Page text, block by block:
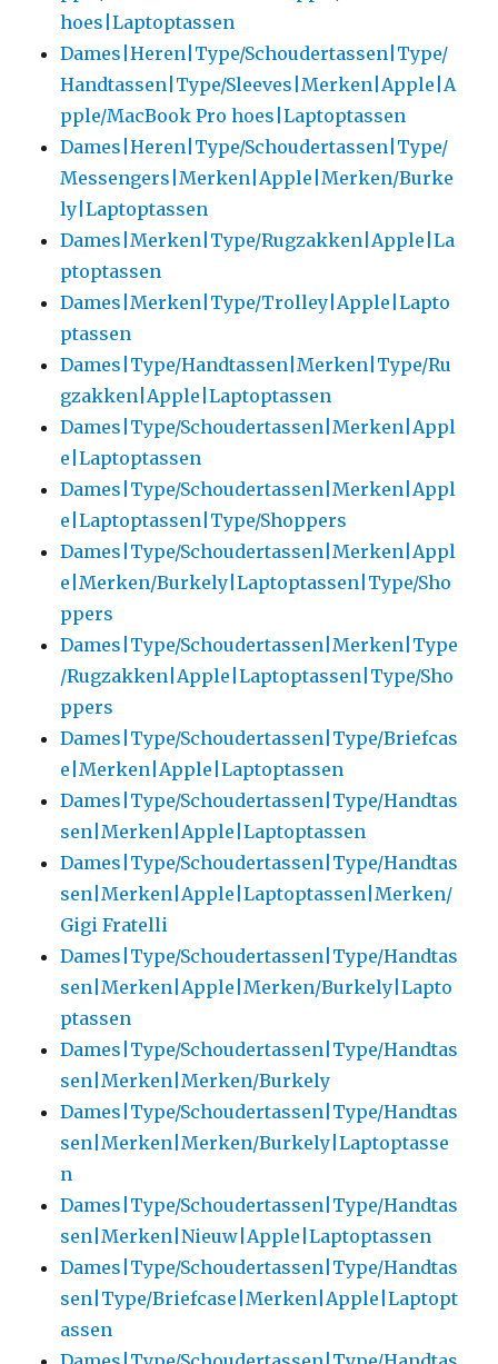
hoes|Laptoptassen
Dames|Heren|Type/Schoudertassen|Type/
Handtassen|Type/Sleeves|Merken|Apple|A
pple/MacBook Pro hoes|Laptoptassen
Dames|Heren|Type/Schoudertassen|Type/
Messengers|Merken|Apple|Merken/Burke
ly|Laptoptassen
Dames|Merken|Type/Rugzakken|Apple|La
ptoptassen
Dames|Merken|Type/Trolley|Apple|Lapto
ptassen
Dames|Type/Handtassen|Merken|Type/Ru
gzakken|Apple|Laptoptassen
Dames|Type/Schoudertassen|Merken|Appl
e|Laptoptassen
Dames|Type/Schoudertassen|Merken|Appl
e|Laptoptassen|Type/Shoppers
Dames|Type/Schoudertassen|Merken|Appl
e|Merken/Burkely|Laptoptassen|Type/Sho
ppers
Dames|Type/Schoudertassen|Merken|Type
/Rugzakken|Apple|Laptoptassen|Type/Sho
ppers
Dames|Type/Schoudertassen|Type/Briefcas
e|Merken|Apple|Laptoptassen
Dames|Type/Schoudertassen|Type/Handtas
sen|Merken|Apple|Laptoptassen
Dames|Type/Schoudertassen|Type/Handtas
sen|Merken|Apple|Laptoptassen|Merken/
Gigi Fratelli
Dames|Type/Schoudertassen|Type/Handtas
sen|Merken|Apple|Merken/Burkely|Lapto
ptassen
Dames|Type/Schoudertassen|Type/Handtas
sen|Merken|Merken/Burkely
Dames|Type/Schoudertassen|Type/Handtas
sen|Merken|Merken/Burkely|Laptoptasse
n
Dames|Type/Schoudertassen|Type/Handtas
sen|Merken|Nieuw|Apple|Laptoptassen
Dames|Type/Schoudertassen|Type/Handtas
sen|Type/Briefcase|Merken|Apple|Laptopt
assen